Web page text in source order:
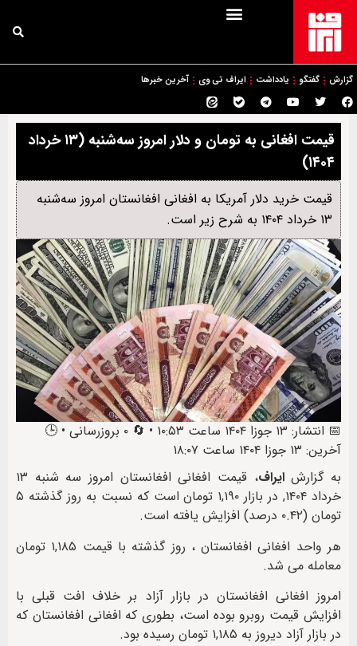
گزارش گفتگو یادداشت ایراف تی وی آخرین خبرها
قیمت افغانی به تومان و دلار امروز ‌سه‌شنبه (۱۳ خرداد
۱۴۰۴)
قیمت خرید دلار آمریکا به افغانی افغانستان امروز سه‌شنبه
۱۳ خرداد ۱۴۰۴ به شرح زیر است.
📅 انتشار: ۱۳ جوزا ۱۴۰۴ ساعت ۱۰:۵۳ • 🔄 ۰ بروزرسانی • 🕒
آخرین: ۱۳ جوزا ۱۴۰۴ ساعت ۱۸:۰۷
به گزارشایراف
، قیمت افغانی افغانستان امروز سه شنبه ۱۳
خرداد ۱۴۰۴, در بازار ۱,۱۹۰ تومان است که نسبت به روز گذشته ۵
تومان (۰.۴۲ درصد) افزایش یافته است.
هر واحد افغانی افغانستان ، روز گذشته با قیمت ۱,۱۸۵ تومان
معامله می شد.
امروز افغانی افغانستان در بازار آزاد بر خلاف افت قبلی با
افزایش قیمت روبرو بوده است، بطوری که افغانی افغانستان که
در بازار آزاد دیروز به ۱,۱۸۵ تومان رسیده بود.